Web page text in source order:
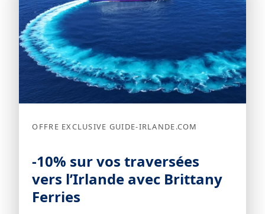
OFFRE EXCLUSIVE GUIDE-IRLANDE.COM
-10% sur vos traversées
vers l’Irlande avec Brittany
Ferries